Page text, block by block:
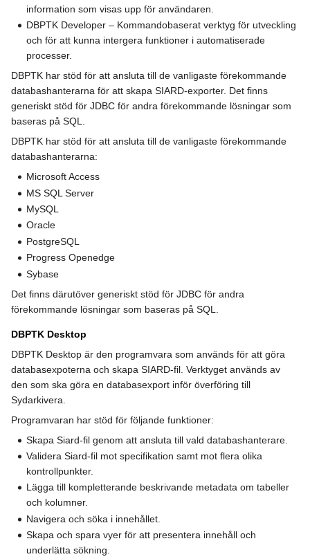
information som visas upp för användaren.
DBPTK Developer – Kommandobaserat verktyg för utveckling
och för att kunna intergera funktioner i automatiserade
processer.
DBPTK har stöd för att ansluta till de vanligaste förekommande
databashanterarna för att skapa SIARD-exporter. Det finns
generiskt stöd för JDBC för andra förekommande lösningar som
baseras på SQL.
DBPTK har stöd för att ansluta till de vanligaste förekommande
databashanterarna:
Microsoft Access
MS SQL Server
MySQL
Oracle
PostgreSQL
Progress Openedge
Sybase
Det finns därutöver generiskt stöd för JDBC för andra
förekommande lösningar som baseras på SQL.
DBPTK Desktop
DBPTK Desktop är den programvara som används för att göra
databasexpoterna och skapa SIARD-fil. Verktyget används av
den som ska göra en databasexport inför överföring till
Sydarkivera.
Programvaran har stöd för följande funktioner:
Skapa Siard-fil genom att ansluta till vald databashanterare.
Validera Siard-fil mot specifikation samt mot flera olika
kontrollpunkter.
Lägga till kompletterande beskrivande metadata om tabeller
och kolumner.
Navigera och söka i innehållet.
Skapa och spara vyer för att presentera innehåll och
underlätta sökning.